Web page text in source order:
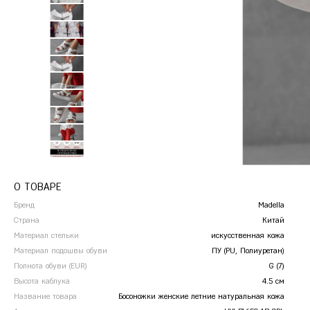
Ж Железногорск
К
Калуга
Красногорск
Краснодар
Красноярск
Курск
Кроссовки
Сандалии
О ТОВАРЕ
Бренд
Madella
Страна
Китай
Материал стельки
искусственная кожа
Материал подошвы обуви
ПУ (PU, Полиуретан)
Полнота обуви (EUR)
G (7)
Высота каблука
4.5 см
Название товара
Босоножки женские летние натуральная кожа